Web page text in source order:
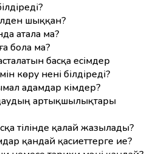
шыққан?
атала ма?
бола ма?
басқа есімдер
көру нені білдіреді?
адамдар кімдер?
артықшылықтары
тілінде қалай жазылады?
қандай қасиеттерге ие?